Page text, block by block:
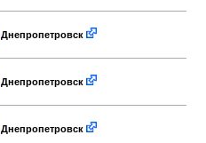
Днепропетровск
Днепропетровск
Днепропетровск